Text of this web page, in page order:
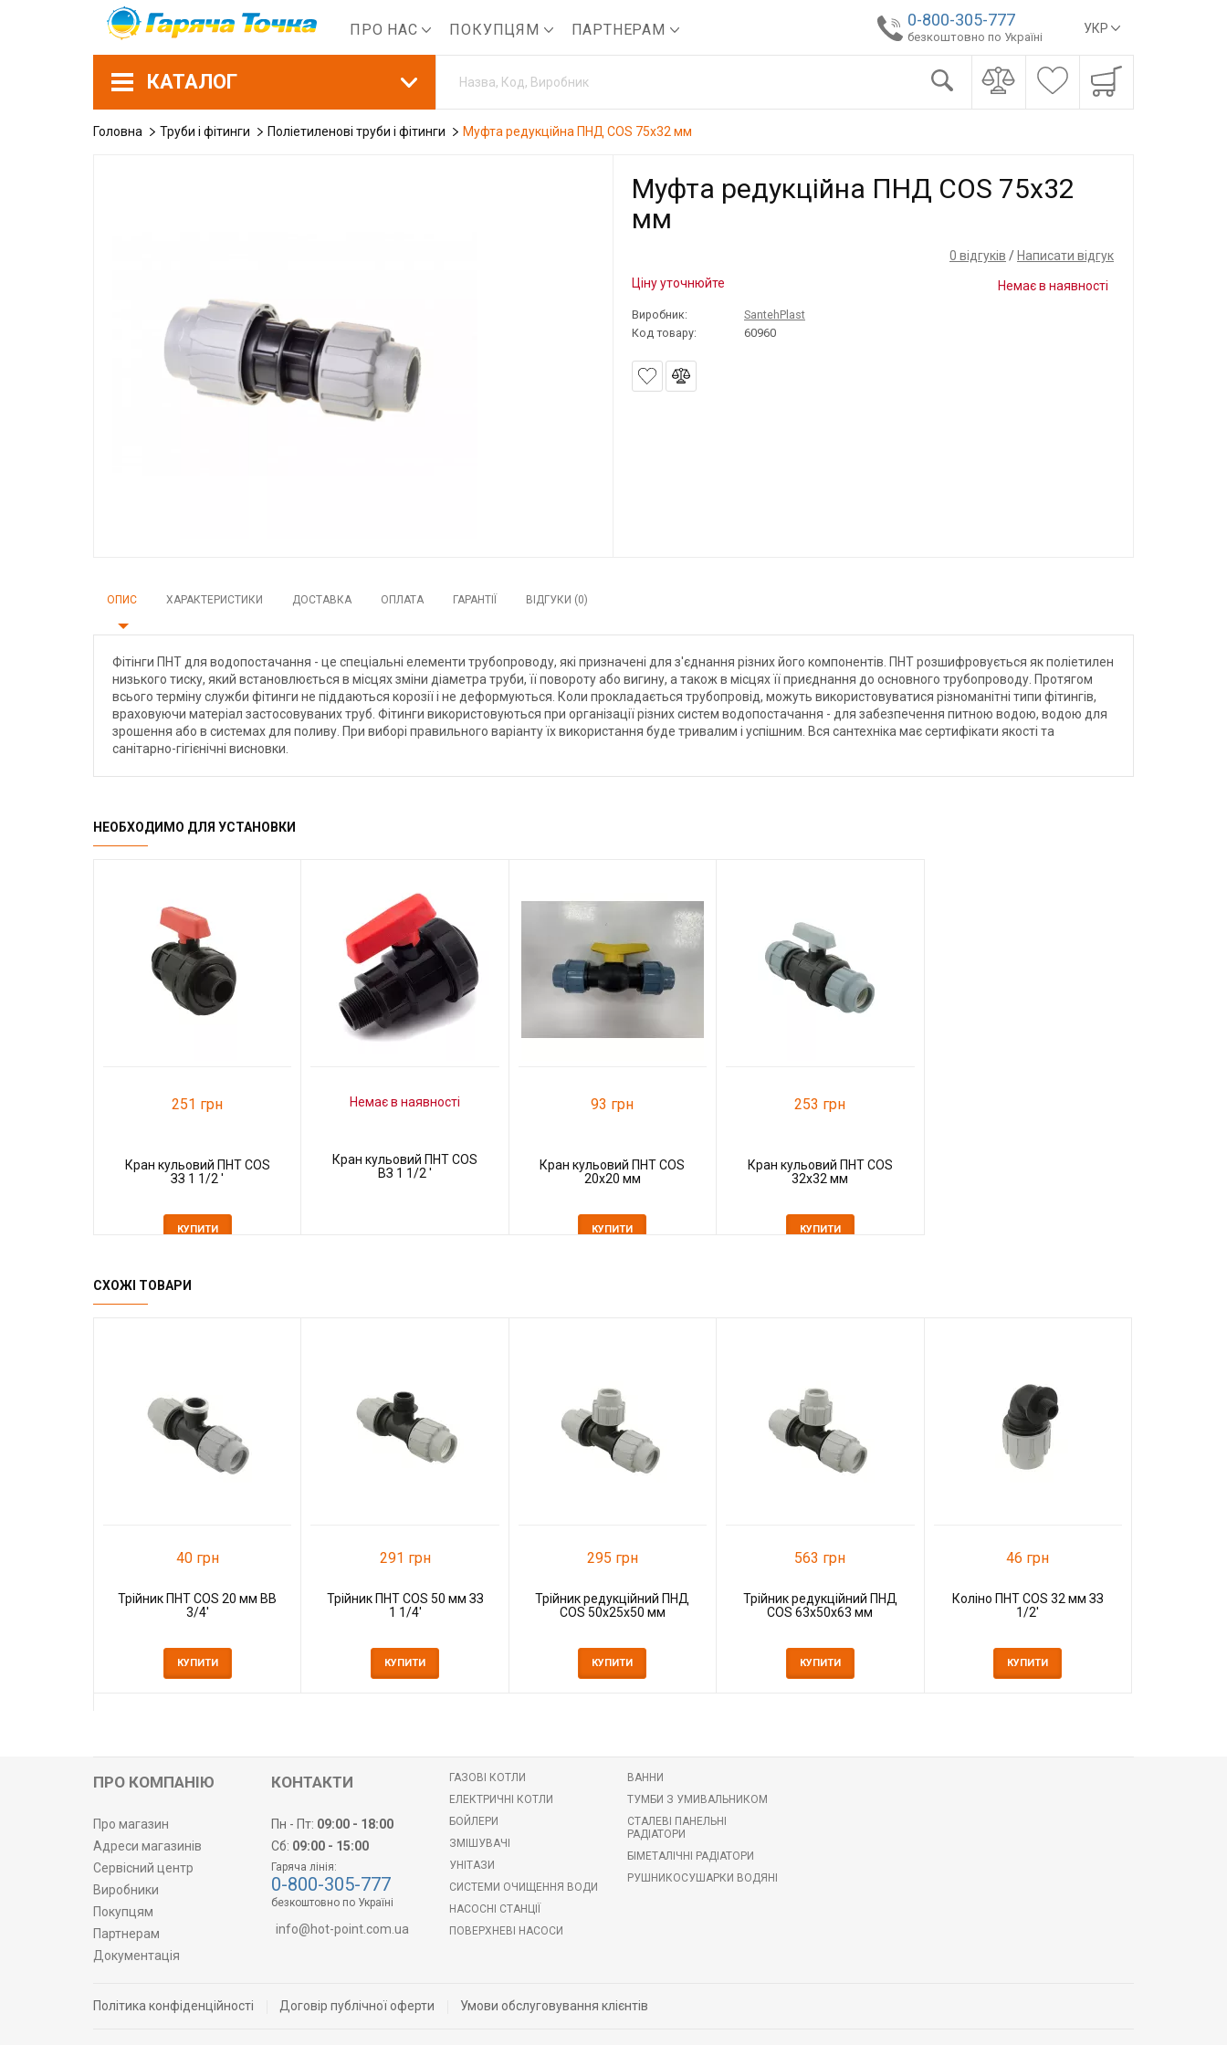
ПРО НАС ПОКУПЦЯМ ПАРТНЕРАМ УКР
0-800-305-777
безкоштовно по Україні
КАТАЛОГ
Головна Труби і фітинги Поліетиленові труби і фітинги Муфта редукційна ПНД COS 75x32 мм
Муфта редукційна ПНД COS 75x32
мм
0 відгуків / Написати відгук
Ціну уточнюйте
Немає в наявності
Виробник:
SantehPlast
Код товару:
60960
ОПИС ХАРАКТЕРИСТИКИ ДОСТАВКА ОПЛАТА ГАРАНТІЇ ВІДГУКИ (0)
Фітінги ПНТ для водопостачання - це спеціальні елементи трубопроводу, які призначені для з'єднання різних його компонентів. ПНТ розшифровується як поліетилен
низького тиску, який встановлюється в місцях зміни діаметра труби, її повороту або вигину, а також в місцях її приєднання до основного трубопроводу. Протягом
всього терміну служби фітинги не піддаються корозії і не деформуються. Коли прокладається трубопровід, можуть використовуватися різноманітні типи фітингів,
враховуючи матеріал застосовуваних труб. Фітинги використовуються при організації різних систем водопостачання - для забезпечення питною водою, водою для
зрошення або в системах для поливу. При виборі правильного варіанту їх використання буде тривалим і успішним. Вся сантехніка має сертифікати якості та
санітарно-гігієнічні висновки.
НЕОБХОДИМО ДЛЯ УСТАНОВКИ
251 грн
Кран кульовий ПНТ COS
ЗЗ 1 1/2 '
КУПИТИ
Немає в наявності
Кран кульовий ПНТ COS
ВЗ 1 1/2 '
93 грн
Кран кульовий ПНТ COS
20x20 мм
КУПИТИ
253 грн
Кран кульовий ПНТ COS
32x32 мм
КУПИТИ
СХОЖІ ТОВАРИ
40 грн
Трійник ПНТ COS 20 мм ВВ
3/4'
КУПИТИ
291 грн
Трійник ПНТ COS 50 мм ЗЗ
1 1/4'
КУПИТИ
295 грн
Трійник редукційний ПНД
COS 50x25x50 мм
КУПИТИ
563 грн
Трійник редукційний ПНД
COS 63x50x63 мм
КУПИТИ
46 грн
Коліно ПНТ COS 32 мм ЗЗ
1/2'
КУПИТИ
ПРО КОМПАНІЮ
Про магазин
Адреси магазинів
Сервісний центр
Виробники
Покупцям
Партнерам
Документація
КОНТАКТИ
Пн - Пт: 09:00 - 18:00
Сб: 09:00 - 15:00
Гаряча лінія:
0-800-305-777
безкоштовно по Україні
info@hot-point.com.ua
ГАЗОВІ КОТЛИ
ЕЛЕКТРИЧНІ КОТЛИ
БОЙЛЕРИ
ЗМІШУВАЧІ
УНІТАЗИ
СИСТЕМИ ОЧИЩЕННЯ ВОДИ
НАСОСНІ СТАНЦІЇ
ПОВЕРХНЕВІ НАСОСИ
ВАННИ
ТУМБИ З УМИВАЛЬНИКОМ
СТАЛЕВІ ПАНЕЛЬНІ
РАДІАТОРИ
БІМЕТАЛІЧНІ РАДІАТОРИ
РУШНИКОСУШАРКИ ВОДЯНІ
Політика конфіденційності Договір публічної оферти Умови обслуговування клієнтів